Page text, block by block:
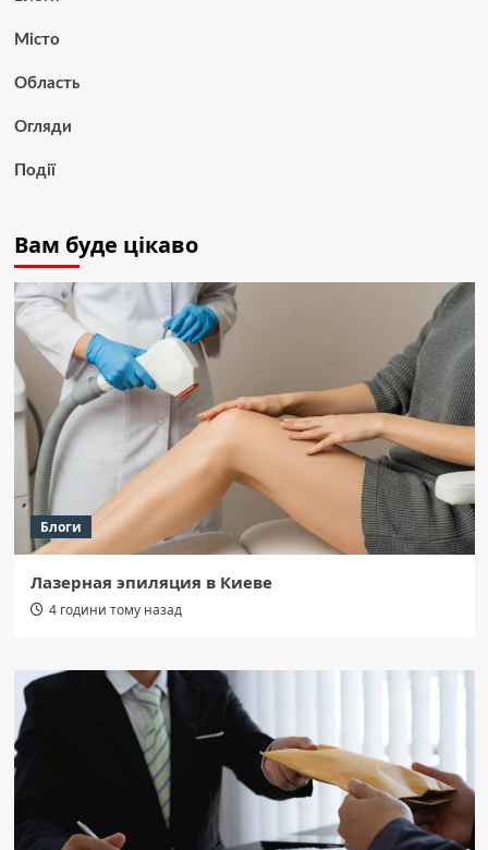
Місто
Область
Огляди
Події
Вам буде цікаво
Блоги
Лазерная эпиляция в Киеве
4 години тому назад